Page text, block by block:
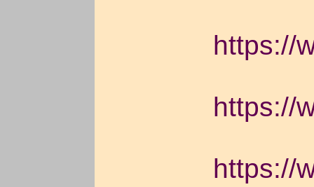
https://
https://
https://